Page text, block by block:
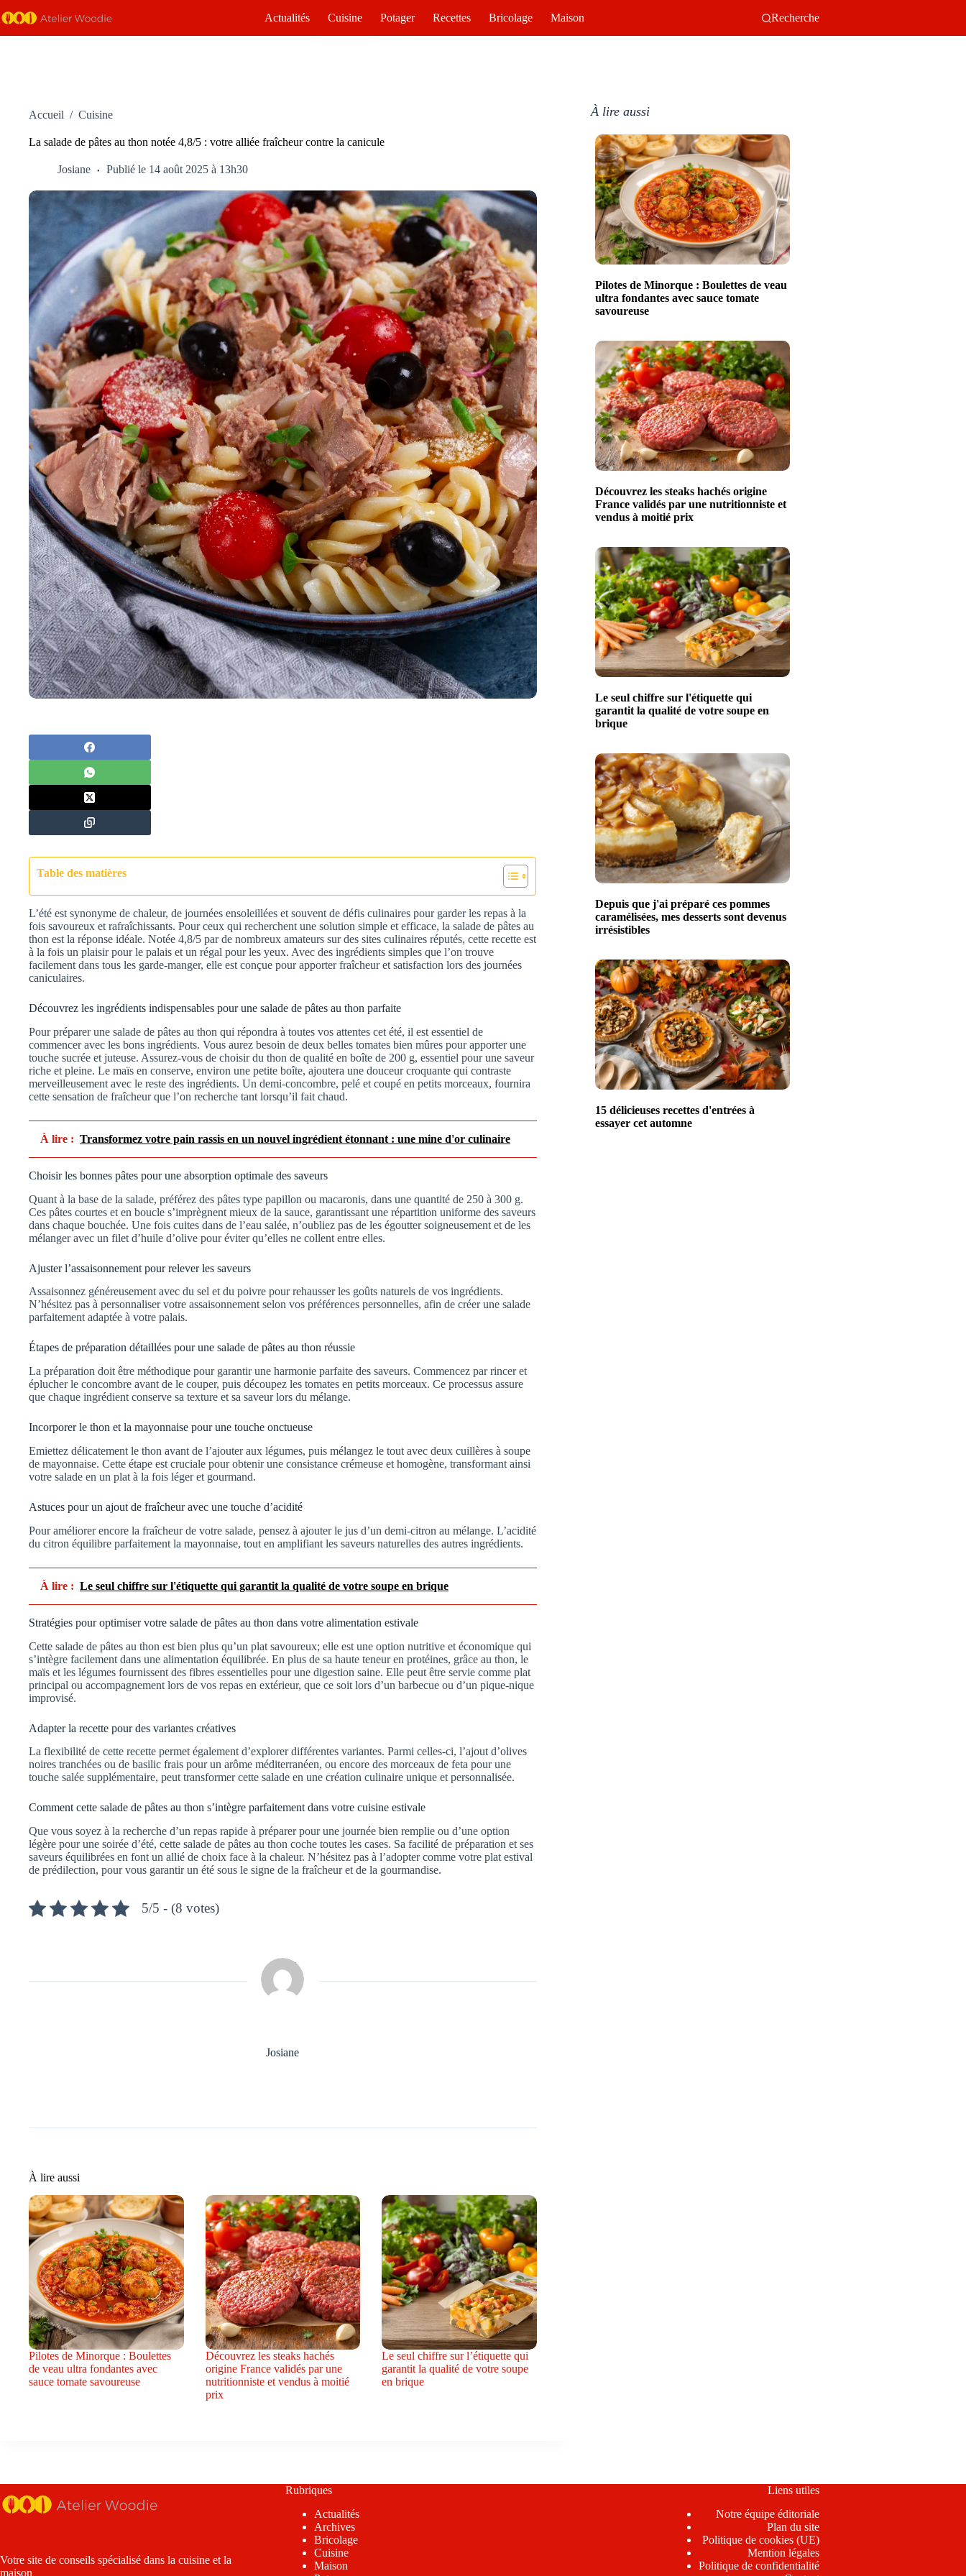
au
Actualités Cuisine Potager Recettes Bricolage Maison Recherche
Accueil / Cuisine
La salade de pâtes au thon notée 4,8/5 : votre alliée fraîcheur contre la canicule
Josiane Publié le 14 août 2025 à 13h30
Table des matières
L’été est synonyme de chaleur, de journées ensoleillées et souvent de défis culinaires pour garder les repas à la
fois savoureux et rafraîchissants. Pour ceux qui recherchent une solution simple et efficace, la salade de pâtes au
thon est la réponse idéale. Notée 4,8/5 par de nombreux amateurs sur des sites culinaires réputés, cette recette est
à la fois un plaisir pour le palais et un régal pour les yeux. Avec des ingrédients simples que l’on trouve
facilement dans tous les garde-manger, elle est conçue pour apporter fraîcheur et satisfaction lors des journées
caniculaires.
Découvrez les ingrédients indispensables pour une salade de pâtes au thon parfaite
Pour préparer une salade de pâtes au thon qui répondra à toutes vos attentes cet été, il est essentiel de
commencer avec les bons ingrédients. Vous aurez besoin de deux belles tomates bien mûres pour apporter une
touche sucrée et juteuse. Assurez-vous de choisir du thon de qualité en boîte de 200 g, essentiel pour une saveur
riche et pleine. Le maïs en conserve, environ une petite boîte, ajoutera une douceur croquante qui contraste
merveilleusement avec le reste des ingrédients. Un demi-concombre, pelé et coupé en petits morceaux, fournira
cette sensation de fraîcheur que l’on recherche tant lorsqu’il fait chaud.
À lire : Transformez votre pain rassis en un nouvel ingrédient étonnant : une mine d'or culinaire
Choisir les bonnes pâtes pour une absorption optimale des saveurs
Quant à la base de la salade, préférez des pâtes type papillon ou macaronis, dans une quantité de 250 à 300 g.
Ces pâtes courtes et en boucle s’imprègnent mieux de la sauce, garantissant une répartition uniforme des saveurs
dans chaque bouchée. Une fois cuites dans de l’eau salée, n’oubliez pas de les égoutter soigneusement et de les
mélanger avec un filet d’huile d’olive pour éviter qu’elles ne collent entre elles.
Ajuster l’assaisonnement pour relever les saveurs
Assaisonnez généreusement avec du sel et du poivre pour rehausser les goûts naturels de vos ingrédients.
N’hésitez pas à personnaliser votre assaisonnement selon vos préférences personnelles, afin de créer une salade
parfaitement adaptée à votre palais.
Étapes de préparation détaillées pour une salade de pâtes au thon réussie
La préparation doit être méthodique pour garantir une harmonie parfaite des saveurs. Commencez par rincer et
éplucher le concombre avant de le couper, puis découpez les tomates en petits morceaux. Ce processus assure
que chaque ingrédient conserve sa texture et sa saveur lors du mélange.
Incorporer le thon et la mayonnaise pour une touche onctueuse
Emiettez délicatement le thon avant de l’ajouter aux légumes, puis mélangez le tout avec deux cuillères à soupe
de mayonnaise. Cette étape est cruciale pour obtenir une consistance crémeuse et homogène, transformant ainsi
votre salade en un plat à la fois léger et gourmand.
Astuces pour un ajout de fraîcheur avec une touche d’acidité
Pour améliorer encore la fraîcheur de votre salade, pensez à ajouter le jus d’un demi-citron au mélange. L’acidité
du citron équilibre parfaitement la mayonnaise, tout en amplifiant les saveurs naturelles des autres ingrédients.
À lire : Le seul chiffre sur l'étiquette qui garantit la qualité de votre soupe en brique
Stratégies pour optimiser votre salade de pâtes au thon dans votre alimentation estivale
Cette salade de pâtes au thon est bien plus qu’un plat savoureux; elle est une option nutritive et économique qui
s’intègre facilement dans une alimentation équilibrée. En plus de sa haute teneur en protéines, grâce au thon, le
maïs et les légumes fournissent des fibres essentielles pour une digestion saine. Elle peut être servie comme plat
principal ou accompagnement lors de vos repas en extérieur, que ce soit lors d’un barbecue ou d’un pique-nique
improvisé.
Adapter la recette pour des variantes créatives
La flexibilité de cette recette permet également d’explorer différentes variantes. Parmi celles-ci, l’ajout d’olives
noires tranchées ou de basilic frais pour un arôme méditerranéen, ou encore des morceaux de feta pour une
touche salée supplémentaire, peut transformer cette salade en une création culinaire unique et personnalisée.
Comment cette salade de pâtes au thon s’intègre parfaitement dans votre cuisine estivale
Que vous soyez à la recherche d’un repas rapide à préparer pour une journée bien remplie ou d’une option
légère pour une soirée d’été, cette salade de pâtes au thon coche toutes les cases. Sa facilité de préparation et ses
saveurs équilibrées en font un allié de choix face à la chaleur. N’hésitez pas à l’adopter comme votre plat estival
de prédilection, pour vous garantir un été sous le signe de la fraîcheur et de la gourmandise.
5/5 - (8 votes)
Josiane
À lire aussi
Pilotes de Minorque : Boulettes
de veau ultra fondantes avec
sauce tomate savoureuse
Découvrez les steaks hachés
origine France validés par une
nutritionniste et vendus à moitié
prix
Le seul chiffre sur l’étiquette qui
garantit la qualité de votre soupe
en brique
À lire aussi
Pilotes de Minorque : Boulettes de veau
ultra fondantes avec sauce tomate
savoureuse
Découvrez les steaks hachés origine
France validés par une nutritionniste et
vendus à moitié prix
Le seul chiffre sur l'étiquette qui
garantit la qualité de votre soupe en
brique
Depuis que j'ai préparé ces pommes
caramélisées, mes desserts sont devenus
irrésistibles
15 délicieuses recettes d'entrées à
essayer cet automne
Votre site de conseils spécialisé dans la cuisine et la
maison
Rubriques
Actualités
Archives
Bricolage
Cuisine
Maison
Liens utiles
Notre équipe éditoriale
Plan du site
Politique de cookies (UE)
Mention légales
Politique de confidentialité